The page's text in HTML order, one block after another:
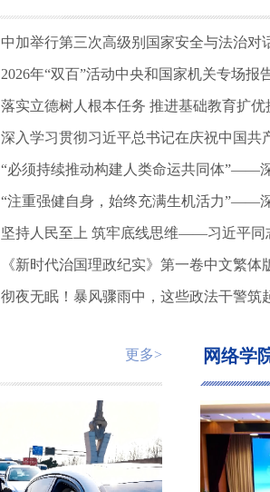
中加举行第三次高级别国家安全与法治对
2026年“双百”活动中央和国家机关专场报
坚持人民至上 筑牢底线思维——习近平同
《新时代治国理政纪实》第一卷中文繁体
彻夜无眠！暴风骤雨中，这些政法干警筑
更多> 网络学